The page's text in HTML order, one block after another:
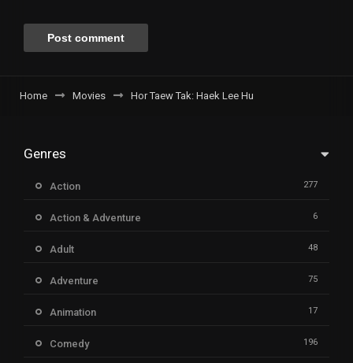
Home Movies Hor Taew Tak: Haek Lee Hu
Genres
Action 277
Action & Adventure 6
Adult 48
Adventure 75
Animation 17
Comedy 196